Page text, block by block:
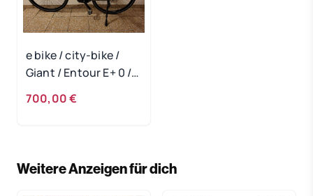
e bike / city-bike /
Giant / Entour E+ 0 /
700,00 €
Weitere Anzeigen für dich